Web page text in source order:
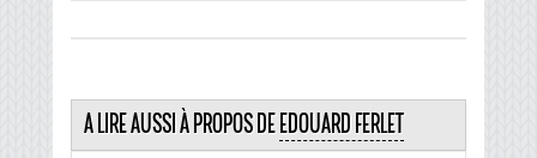
A LIRE AUSSI À PROPOS DEEDOUARD FERLET